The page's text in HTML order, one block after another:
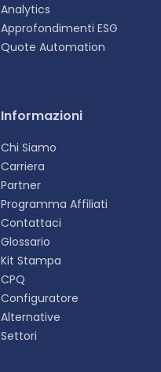
Analytics
Approfondimenti ESG
Quote Automation
Informazioni
Chi Siamo
Carriera
Partner
Programma Affiliati
Contattaci
Glossario
Kit Stampa
CPQ
Configuratore
Alternative
Settori